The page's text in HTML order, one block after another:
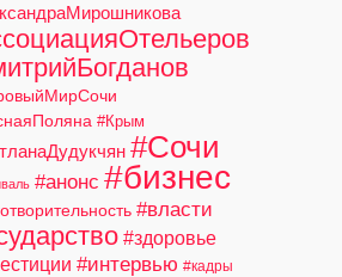
#Крым
#Сочи
#анонс #бизнес
#власти
#здоровье
#интервью #кадры